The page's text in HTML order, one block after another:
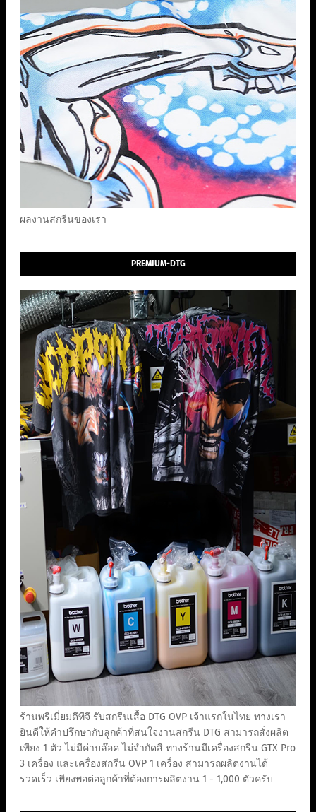
ผลงานสกรีนของเรา
PREMIUM-DTG
ร้านพรีเมี่ยมดีทีจี รับสกรีนเสื้อ DTG OVP เจ้าแรกในไทย ทางเรา
ยินดีให้คำปรึกษากับลูกค้าที่สนใจงานสกรีน DTG สามารถสั่งผลิต
เพียง 1 ตัว ไม่มีค่าบล๊อค ไม่จำกัดสี ทางร้านมีเครื่องสกรีน GTX Pro
3 เครื่อง และเครื่องสกรีน OVP 1 เครื่อง สามารถผลิตงานได้
รวดเร็ว เพียงพอต่อลูกค้าที่ต้องการผลิตงาน 1 - 1,000 ตัวครับ